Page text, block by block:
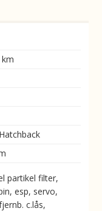
km
partikel filter,
esp, servo,
c.lås,